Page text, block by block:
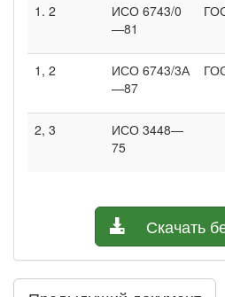
1. 2
ИСО 6743/0
—81
1, 2
ИСО 6743/3А
—87
2, 3
ИСО 3448—
75
Скачать